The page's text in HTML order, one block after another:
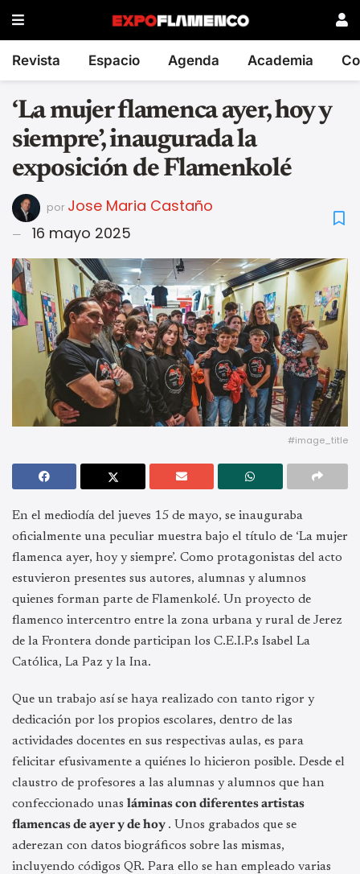
Revista Espacio Agenda Academia
‘La mujer flamenca ayer, hoy y
siempre’, inaugurada la
exposición de Flamenkolé
por Jose Maria Castaño
16 mayo 2025
#image_title
En el mediodía del jueves 15 de mayo, se inauguraba
oficialmente una peculiar muestra bajo el título de ‘La mujer
flamenca ayer, hoy y siempre’. Como protagonistas del acto
estuvieron presentes sus autores, alumnas y alumnos
quienes forman parte de Flamenkolé. Un proyecto de
flamenco intercentro entre la zona urbana y rural de Jerez
de la Frontera donde participan los C.E.I.P.s Isabel La
Católica, La Paz y la Ina.
Que un trabajo así se haya realizado con tanto rigor y
dedicación por los propios escolares, dentro de las
actividades docentes en sus respectivas aulas, es para
felicitar efusivamente a quiénes lo hicieron posible. Desde el
claustro de profesores a las alumnas y alumnos que han
confeccionado unas láminas con diferentes artistas
flamencas de ayer y de hoy . Unos grabados que se
aderezan con datos biográficos sobre las mismas,
incluyendo códigos QR. Para ello se han empleado varias